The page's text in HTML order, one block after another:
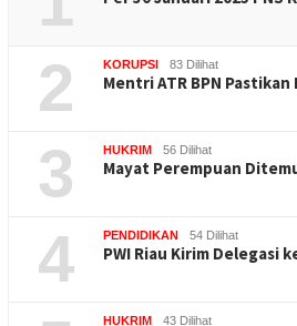
2 KORUPSI 83 Dilihat
Mentri ATR BPN
3 HUKRIM 56 Dilihat
Mayat Perempuan
4 PENDIDIKAN 54 Dilihat
PWI Riau Kirim Delegasi
HUKRIM 43 Dilihat